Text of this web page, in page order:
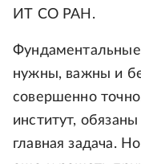
ИТ СО РАН.
Фундаментальные
нужны, важны и
совершенно
институт,
главная задача.